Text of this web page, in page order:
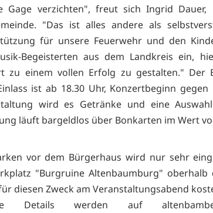
Gage verzichten", freut sich Ingrid Dauer,
"Das ist alles andere als
für unsere Feuerwehr und den
Begeisterten aus dem Landkreis ein,
zu einem vollen Erfolg zu gestalten." Der
ist ab 18.30 Uhr, Konzertbeginn
wird es Getränke und eine
läuft bargeldlos über Bonkarten im Wert
vor dem Bürgerhaus wird nur sehr
"Burgruine Altenbaumburg" oberhalb
diesen Zweck am Veranstaltungsabend
Details werden auf